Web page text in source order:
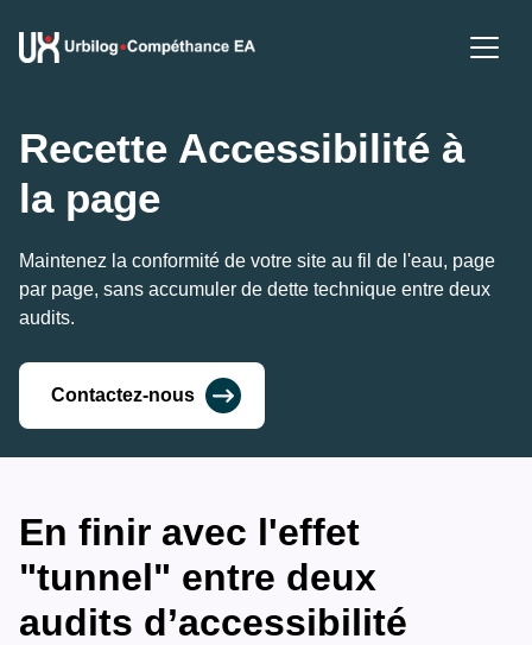
Recette Accessibilité à
la page
Maintenez la conformité de votre site au fil de l'eau, page
par page, sans accumuler de dette technique entre deux
audits.
Contactez-nous
En finir avec l'effet
"tunnel" entre deux
audits d’accessibilité